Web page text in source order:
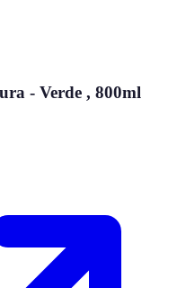
- Verde , 800ml